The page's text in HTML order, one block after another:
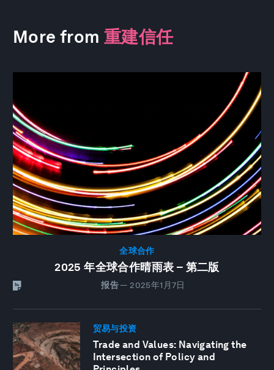
More from 重建信任
全球合作
2025 年全球合作晴雨表 – 第二版
报告— 2025年1月7日
贸易与投资
Trade and Values: Navigating the
Intersection of Policy and